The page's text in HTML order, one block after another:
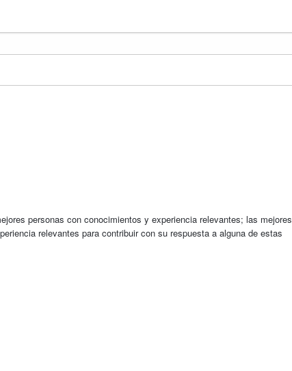
personas con conocimientos y experiencia relevantes; las mejores
relevantes para contribuir con su respuesta a alguna de estas